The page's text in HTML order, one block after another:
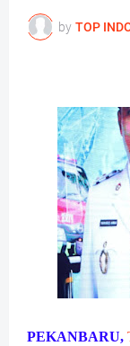
by TOP
PEKANBARU,